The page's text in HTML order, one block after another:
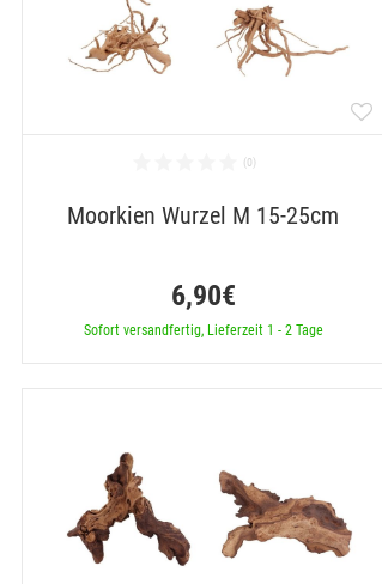
Moorkien Wurzel M 15-25cm
6,90€
Sofort versandfertig, Lieferzeit 1 - 2 Tage